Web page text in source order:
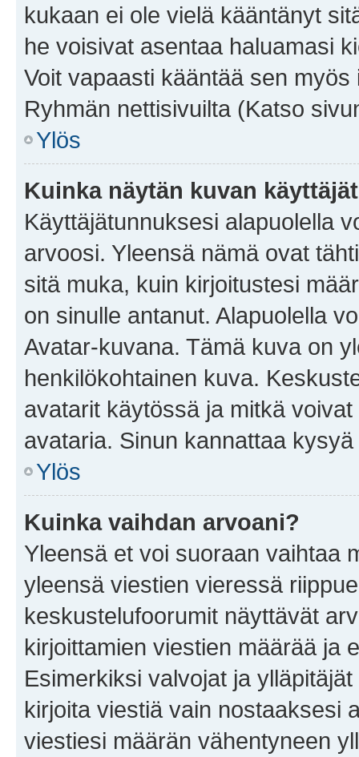
kukaan ei ole vielä kääntänyt
he voisivat asentaa haluamasi
Voit vapaasti kääntää sen
Ryhmän nettisivuilta (Katso
Ylös
Kuinka näytän kuvan
Käyttäjätunnuksesi alapuolella
arvoosi. Yleensä nämä ovat
sitä muka, kuin kirjoitustesi
on sinulle antanut. Alapuolella
Avatar-kuvana. Tämä kuva on
henkilökohtainen kuva.
avatarit käytössä ja mitkä
avataria. Sinun kannattaa
Ylös
Kuinka vaihdan arvoani?
Yleensä et voi suoraan vaihtaa
yleensä viestien vieressä
keskustelufoorumit näyttävät
kirjoittamien viestien määrää ja
Esimerkiksi valvojat ja
kirjoita viestiä vain nostaaksesi
viestiesi määrän vähentyneen